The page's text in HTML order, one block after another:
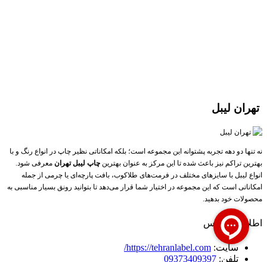
تهران لیبل
نه تنها دو دهه تجربه پشتوانه این مجموعه است؛ بلکه امکاناتی نظیر چاپ در انواع رنگ و با
بهترین تراکم نیز باعث شده تا این مرکز به عنوان بهترین چاپ لیبل تهران معرفی شود.
انواع لیبل با سایزهای مختلف در فرمت‌های طلاکوب، بافت پارچه‌ای یا چرمی از جمله
امکاناتی است که این مجموعه در اختیار شما قرار می‌دهد تا بتوانید رونق بسیار مناسبی به
محصولات خود بدهید.
اطلاعات تماس
سایت: https://tehranlabel.com/
تلفن: 09373409397